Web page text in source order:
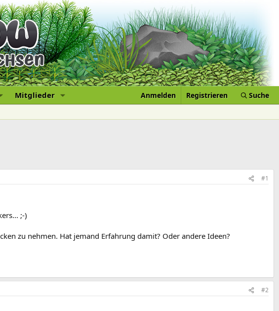
Mitglieder Anmelden Registrieren Suche
#1
;-)
zu nehmen. Hat jemand Erfahrung damit? Oder andere Ideen?
#2